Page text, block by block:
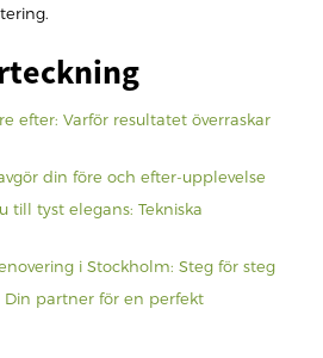
efter: Varför resultatet överraskar
din före och efter-upplevelse
till tyst elegans: Tekniska
i Stockholm: Steg för steg
Din partner för en perfekt